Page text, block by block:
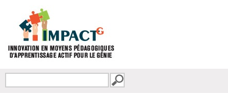
FORMULAIRE DE